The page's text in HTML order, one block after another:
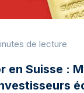
de lecture
en Suisse :